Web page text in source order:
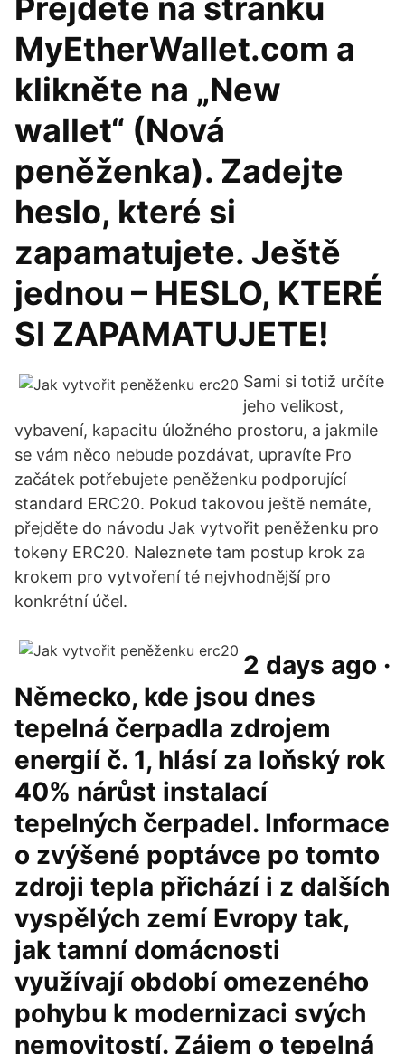
Přejděte na stránku
MyEtherWallet.com a
klikněte na „New
wallet“ (Nová
peněženka). Zadejte
heslo, které si
zapamatujete. Ještě
jednou – HESLO, KTERÉ
SI ZAPAMATUJETE!
Sami si totiž určíte
jeho velikost,
vybavení, kapacitu úložného prostoru, a jakmile
se vám něco nebude pozdávat, upravíte Pro
začátek potřebujete peněženku podporující
standard ERC20. Pokud takovou ještě nemáte,
přejděte do návodu Jak vytvořit peněženku pro
tokeny ERC20. Naleznete tam postup krok za
krokem pro vytvoření té nejvhodnější pro
konkrétní účel.
2 days ago ·
Německo, kde jsou dnes
tepelná čerpadla zdrojem
energií č. 1, hlásí za loňský rok
40% nárůst instalací
tepelných čerpadel. Informace
o zvýšené poptávce po tomto
zdroji tepla přichází i z dalších
vyspělých zemí Evropy tak,
jak tamní domácnosti
využívají období omezeného
pohybu k modernizaci svých
nemovitostí. Zájem o tepelná